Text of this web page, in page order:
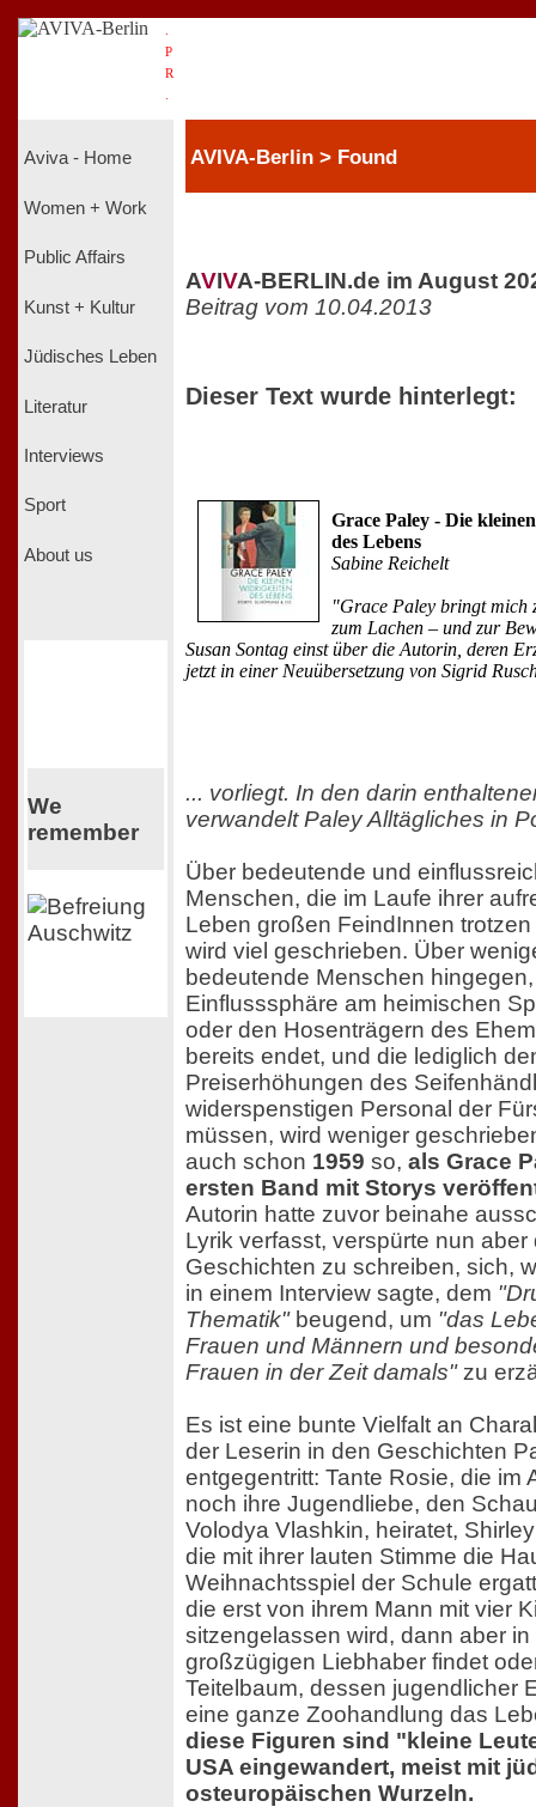
P
R
Aviva - Home
Women + Work
Public Affairs
Kunst + Kultur
Jüdisches Leben
Literatur
Interviews
Sport
About us
We
remember
AVIVA-Berlin > Found
AVIVA-BERLIN.de im August
Beitrag vom 10.04.2013
Dieser Text wurde hinterlegt:
Grace Paley - Die
des Lebens
Sabine Reichelt
"Grace Paley bringt mich
zum Lachen – und zur
Susan Sontag einst über die Autorin, deren
jetzt in einer Neuübersetzung von Sigrid
... vorliegt. In den darin
verwandelt Paley Alltägliches in
Über bedeutende und
Menschen, die im Laufe ihrer
Leben großen FeindInnen
wird viel geschrieben. Über
bedeutende Menschen
Einflusssphäre am heimischen
oder den Hosenträgern des
bereits endet, und die lediglich
Preiserhöhungen des
widerspenstigen Personal der
müssen, wird weniger
auch schon 1959 so, als Grace
ersten Band mit Storys
Autorin hatte zuvor beinahe
Lyrik verfasst, verspürte nun aber
Geschichten zu schreiben, sich,
in einem Interview sagte, dem
Thematik"beugend, um "das
Frauen und Männern und
Frauen in der Zeit damals"zu
Es ist eine bunte Vielfalt an
der Leserin in den Geschichten
entgegentritt: Tante Rosie, die im
noch ihre Jugendliebe, den
Volodya Vlashkin, heiratet,
die mit ihrer lauten Stimme die
Weihnachtsspiel der Schule
die erst von ihrem Mann mit vier
sitzengelassen wird, dann aber
großzügigen Liebhaber findet
Teitelbaum, dessen jugendlicher
eine ganze Zoohandlung das
diese Figuren sind "kleine
USA eingewandert, meist mit
osteuropäischen Wurzeln.